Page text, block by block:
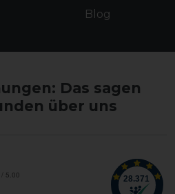
Blog
Das sagen
über uns